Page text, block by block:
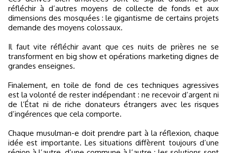
réfléchir à d’autres moyens de collecte de fonds et aux
dimensions des mosquées : le gigantisme de certains projets
demande des moyens colossaux.
Il faut vite réfléchir avant que ces nuits de prières ne se
transforment en big show et opérations marketing dignes de
grandes enseignes.
Finalement, en toile de fond de ces techniques agressives
est la volonté de rester indépendant : ne recevoir d’argent ni
de l’État ni de riche donateurs étrangers avec les risques
d’ingérences que cela comporte.
Chaque musulman-e doit prendre part à la réflexion, chaque
idée est importante. Les situations diffèrent toujours d’une